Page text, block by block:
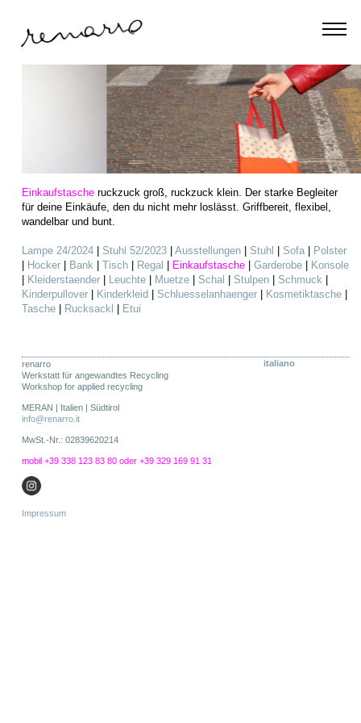
Einkaufstascheruckzuck groß, ruckzuck klein. Der starke Begleiter
für deine Einkäufe, den du nicht mehr loslässt. Griffbereit, flexibel,
wandelbar und bunt.
Lampe 24/2024| Stuhl 52/2023| Ausstellungen| Stuhl | Sofa| Polster
| Hocker| Bank | Tisch| Regal | Einkaufstasche| Garderobe| Konsole
| Kleiderstaender| Leuchte| Muetze| Schal | Stulpen| Schmuck |
Kinderpullover| Kinderkleid| Schluesselanhaenger| Kosmetiktasche|
Tasche| Rucksackl | Etui
renarro
Werkstatt für angewandtes Recycling
Workshop for applied recycling
MERAN | Italien | Südtirol
info@renarro.it
MwSt.-Nr.: 02839620214
mobil +39 338 123 83 80 oder +39 329 169 91 31
Impressum
italiano